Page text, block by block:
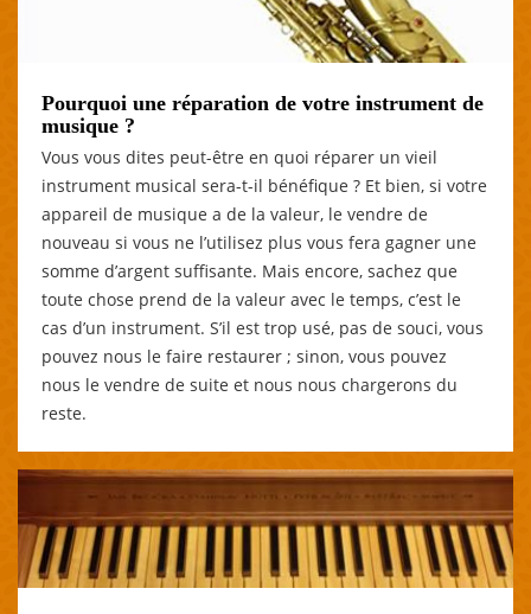
Pourquoi une réparation de votre instrument de
musique ?
Vous vous dites peut-être en quoi réparer un vieil
instrument musical sera-t-il bénéfique ? Et bien, si votre
appareil de musique a de la valeur, le vendre de
nouveau si vous ne l’utilisez plus vous fera gagner une
somme d’argent suffisante. Mais encore, sachez que
toute chose prend de la valeur avec le temps, c’est le
cas d’un instrument. S’il est trop usé, pas de souci, vous
pouvez nous le faire restaurer ; sinon, vous pouvez
nous le vendre de suite et nous nous chargerons du
reste.